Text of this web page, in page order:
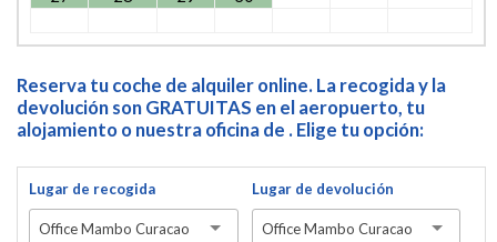
Reserva tu coche de alquiler online. La recogida y la
devolución son GRATUITAS en el aeropuerto, tu
alojamiento o nuestra oficina de . Elige tu opción:
Lugar de recogida
Office Mambo Curacao
Lugar de devolución
Office Mambo Curacao